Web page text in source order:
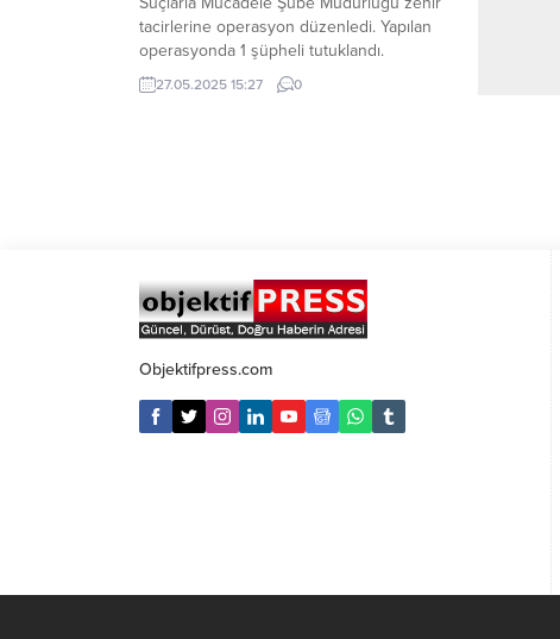
tacirlerine operasyon düzenledi. Yapılan
operasyonda 1 şüpheli tutuklandı.
Narkotik Suçlarla Mücadele Şube
Müdürlüğü 24.05.2025 tarihinde
27.05.2025 15:27 0
Objektifpress.com